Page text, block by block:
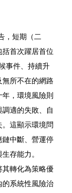
，短期（二
首次躍居首位
事件、持續升
所不在的網路
，環境風險則
適的失敗、自
這顯示環境問
鏈中斷、營運停
存能力。
轉化為策略優
系統性風險治